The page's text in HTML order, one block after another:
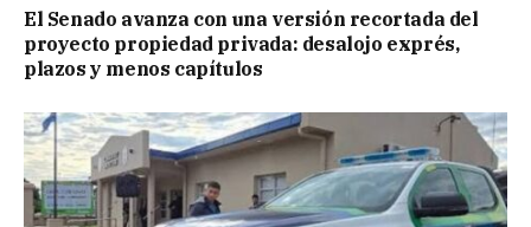
El Senado avanza con una versión recortada del
proyecto propiedad privada: desalojo exprés,
plazos y menos capítulos